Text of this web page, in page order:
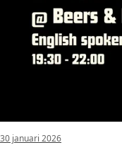
30 januari 2026